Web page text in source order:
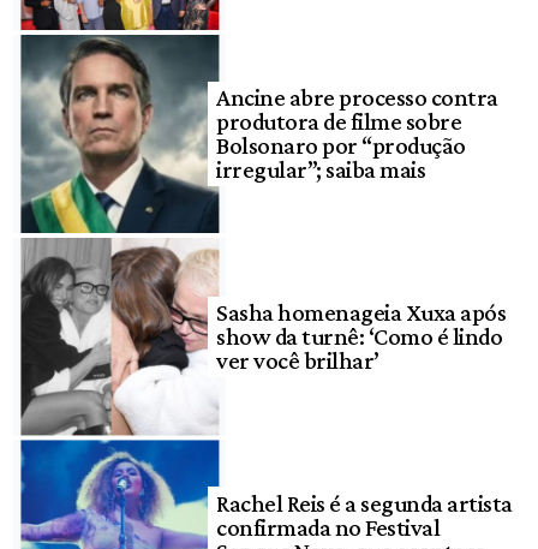
Ancine abre processo contra
produtora de filme sobre
Bolsonaro por “produção
irregular”; saiba mais
Sasha homenageia Xuxa após
show da turnê: ‘Como é lindo
ver você brilhar’
Rachel Reis é a segunda artista
confirmada no Festival